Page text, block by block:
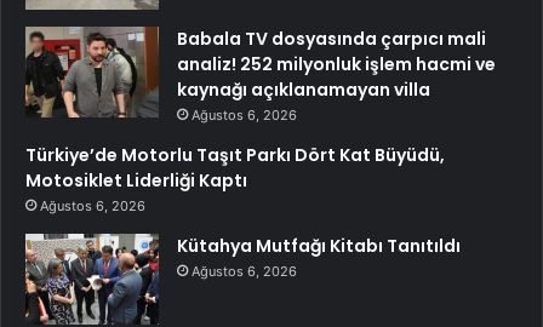
Babala TV dosyasında çarpıcı mali
analiz! 252 milyonluk işlem hacmi ve
kaynağı açıklanamayan villa
Ağustos 6, 2026
Türkiye’de Motorlu Taşıt Parkı Dört Kat Büyüdü,
Motosiklet Liderliği Kaptı
Ağustos 6, 2026
Kütahya Mutfağı Kitabı Tanıtıldı
Ağustos 6, 2026